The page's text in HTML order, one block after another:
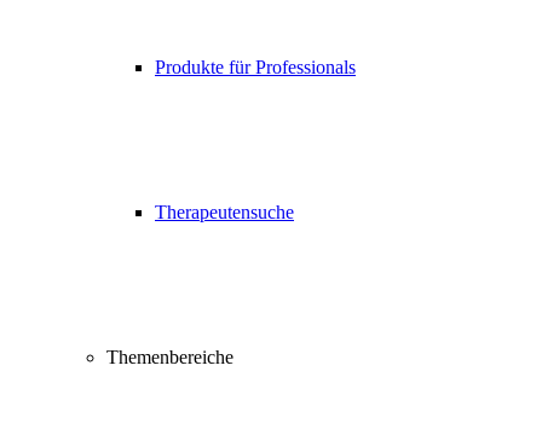
Produkte für Professionals
Therapeutensuche
Themenbereiche